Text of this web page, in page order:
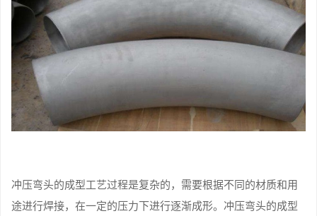
冲压弯头的成型工艺过程是复杂的，需要根据不同的材质和用
途进行焊接，在一定的压力下进行逐渐成形。冲压弯头的成型